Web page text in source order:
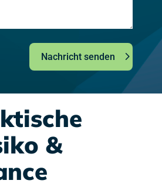
Nachricht senden
&